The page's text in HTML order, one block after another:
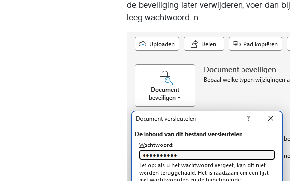
de beveiliging later verwijderen, voer dan bij
leeg wachtwoord in.